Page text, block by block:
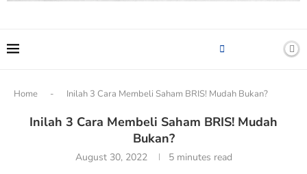
Home - Inilah 3 Cara Membeli Saham BRIS! Mudah Bukan?
Inilah 3 Cara Membeli Saham BRIS! Mudah
Bukan?
August 30, 2022 5 minutes read